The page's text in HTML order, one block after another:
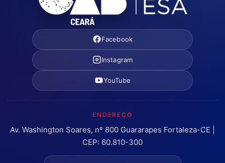
Facebook
Instagram
YouTube
ENDEREÇO
Av. Washington Soares, nº 800 Guararapes Fortaleza-CE |
CEP: 60.810-300